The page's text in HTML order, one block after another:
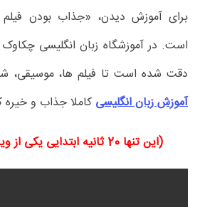
برای آموزش دیدن، «جذاب بودن
است. در آموزشگاه زبان انگلیسی
دقت شده است تا فیلم ها، موسیقی،
آموزش زبان انگلیسی کاملا جذاب و خیره
(این تنها 20 ثانیه ابتدایی یکی از ویدئوها می باشد)